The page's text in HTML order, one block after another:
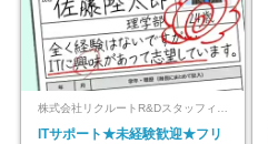
株式会社リクルートR&Dスタッフィング【リクルートグループ】
ITサポート★未経験歓迎★フリ